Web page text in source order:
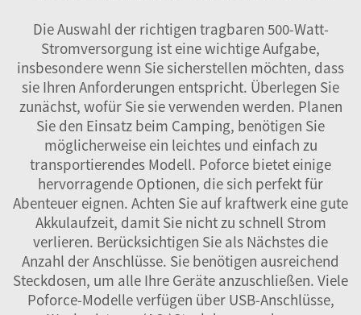
Die Auswahl der richtigen tragbaren 500-Watt-
Stromversorgung ist eine wichtige Aufgabe,
insbesondere wenn Sie sicherstellen möchten, dass
sie Ihren Anforderungen entspricht. Überlegen Sie
zunächst, wofür Sie sie verwenden werden. Planen
Sie den Einsatz beim Camping, benötigen Sie
möglicherweise ein leichtes und einfach zu
transportierendes Modell. Poforce bietet einige
hervorragende Optionen, die sich perfekt für
Abenteuer eignen. Achten Sie auf kraftwerk eine gute
Akkulaufzeit, damit Sie nicht zu schnell Strom
verlieren. Berücksichtigen Sie als Nächstes die
Anzahl der Anschlüsse. Sie benötigen ausreichend
Steckdosen, um alle Ihre Geräte anzuschließen. Viele
Poforce-Modelle verfügen über USB-Anschlüsse,